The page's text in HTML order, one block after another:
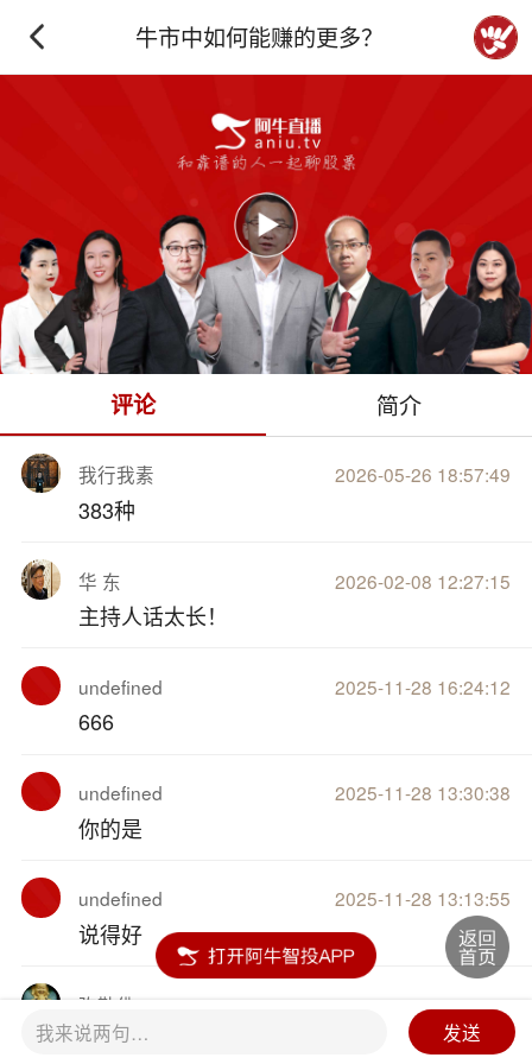
牛市中如何能赚的更多？
评论 简介
我行我素 2026-05-26 18:57:49
383种
华 东 2026-02-08 12:27:15
主持人话太长！
undefined 2025-11-28 16:24:12
666
undefined 2025-11-28 13:30:38
你的是
undefined 2025-11-28 13:13:55
说得好
弥勒佛 2025-09-11 16:32:04
8
我来说两句… 发送